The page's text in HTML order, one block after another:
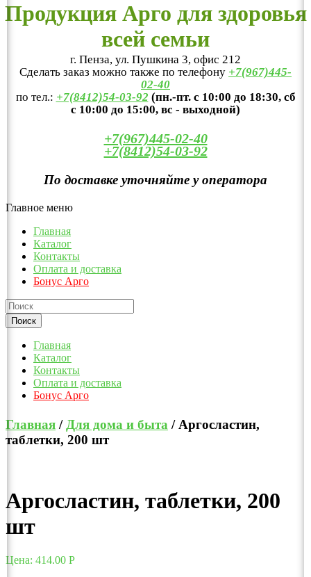
Продукция Арго для здоровья
всей семьи
г. Пенза, ул. Пушкина 3, офис 212
Сделать заказ можно также по телефону +7(967)445-
02-40
по тел.: +7(8412)54-03-92 (пн.-пт. с 10:00 до 18:30, сб
с 10:00 до 15:00, вс - выходной)
+7(967)445-02-40
+7(8412)54-03-92
По доставке уточняйте у оператора
Главное меню
Главная
Каталог
Контакты
Оплата и доставка
Бонус Арго
Главная
Каталог
Контакты
Оплата и доставка
Бонус Арго
Главная / Для дома и быта / Аргосластин,
таблетки, 200 шт
Аргосластин, таблетки, 200
шт
Цена: 414.00 Р